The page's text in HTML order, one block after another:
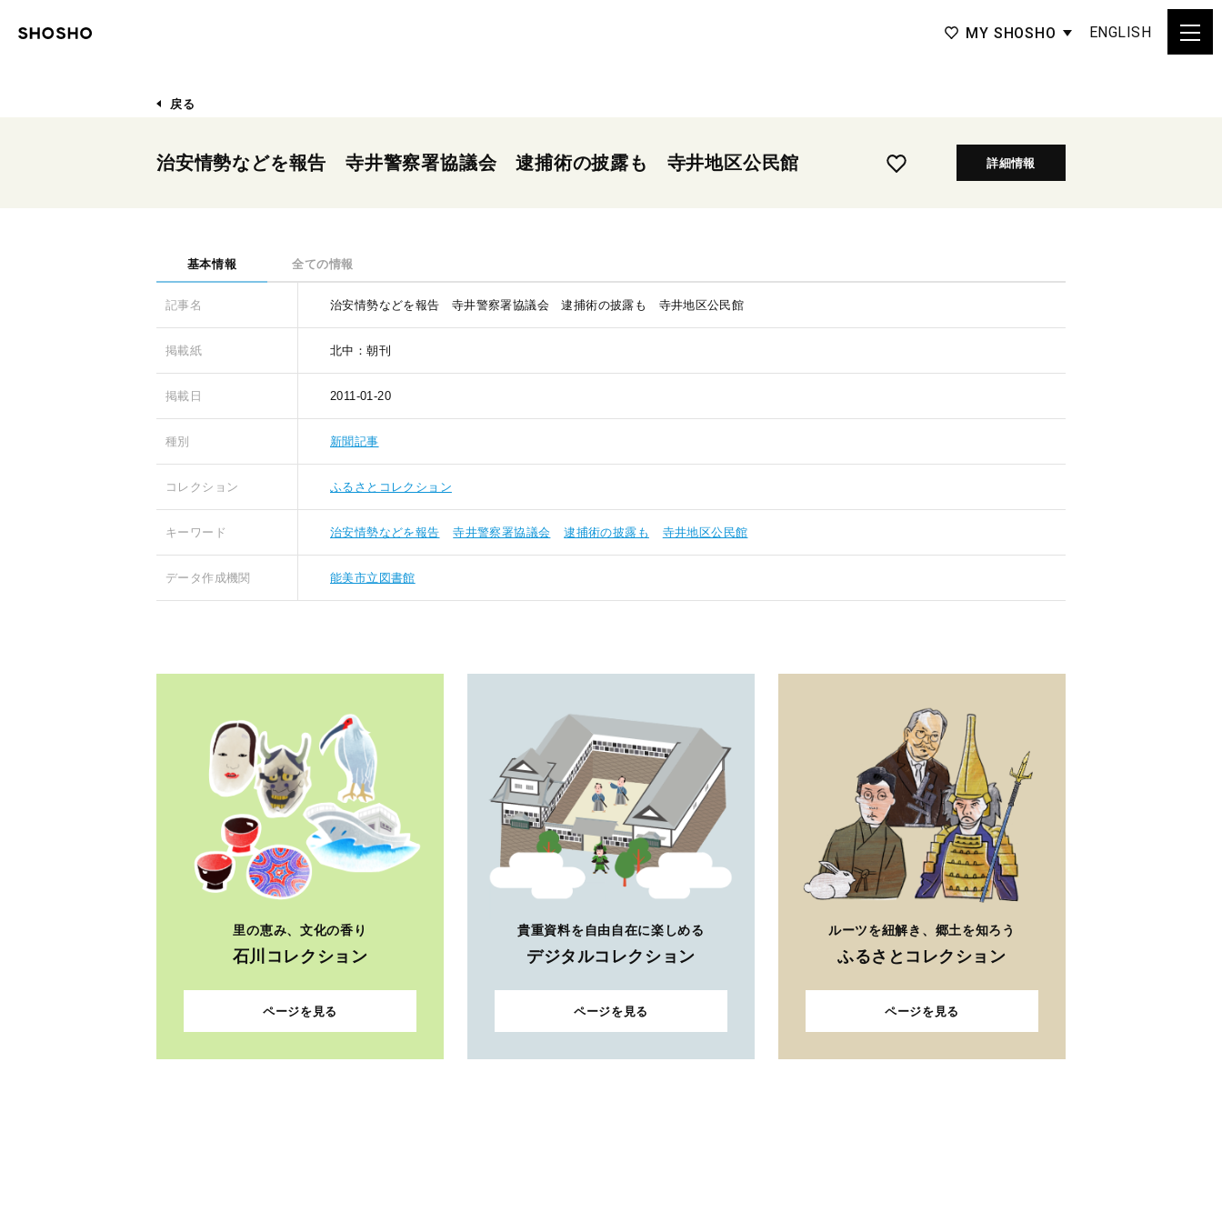
MY SHOSHO ENGLISH
戻る
治安情勢などを報告 寺井警察署協議会 逮捕術の披露も 寺井地区公民館 詳細情報
基本情報 全ての情報
記事名 治安情勢などを報告 寺井警察署協議会 逮捕術の披露も 寺井地区公民館
掲載紙 北中：朝刊
掲載日 2011-01-20
種別 新聞記事
コレクション ふるさとコレクション
キーワード 治安情勢などを報告 寺井警察署協議会 逮捕術の披露も 寺井地区公民館
データ作成機関 能美市立図書館
里の恵み、文化の香り
石川コレクション
ページを見る
貴重資料を自由自在に楽しめる
デジタルコレクション
ページを見る
ルーツを紐解き、郷土を知ろう
ふるさとコレクション
ページを見る